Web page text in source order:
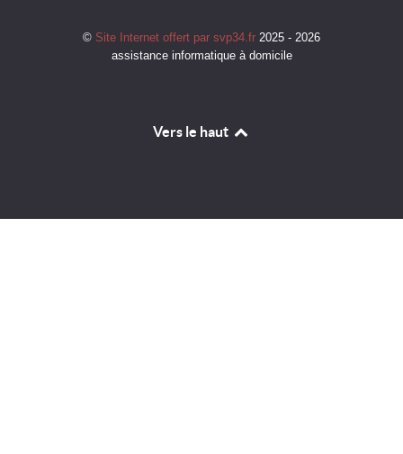
© Site Internet offert par svp34.fr 2025 - 2026
assistance informatique à domicile
Vers le haut